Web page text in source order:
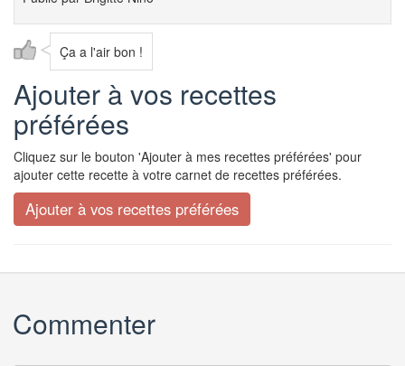
Ça a l'air bon !
Ajouter à vos recettes
préférées
Cliquez sur le bouton 'Ajouter à mes recettes préférées' pour
ajouter cette recette à votre carnet de recettes préférées.
Commenter